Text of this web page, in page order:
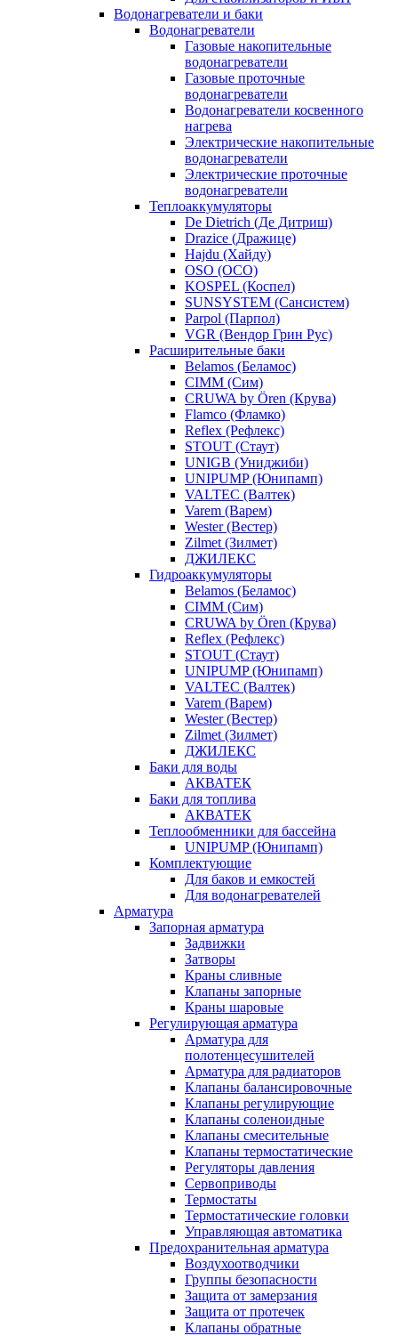
Водонагреватели и баки
Водонагреватели
Газовые накопительные
водонагреватели
Газовые проточные
водонагреватели
Водонагреватели косвенного
нагрева
Электрические накопительные
водонагреватели
Электрические проточные
водонагреватели
Теплоаккумуляторы
De Dietrich (Де Дитриш)
Drazice (Дражице)
Hajdu (Хайду)
OSO (ОСО)
KOSPEL (Коспел)
SUNSYSTEM (Сансистем)
Parpol (Парпол)
VGR (Вендор Грин Рус)
Расширительные баки
Belamos (Беламос)
CIMM (Сим)
CRUWA by Ören (Крува)
Flamco (Фламко)
Reflex (Рефлекс)
STOUT (Стаут)
UNIGB (Униджиби)
UNIPUMP (Юнипамп)
VALTEC (Валтек)
Varem (Варем)
Wester (Вестер)
Zilmet (Зилмет)
ДЖИЛЕКС
Гидроаккумуляторы
Belamos (Беламос)
CIMM (Сим)
CRUWA by Ören (Крува)
Reflex (Рефлекс)
STOUT (Стаут)
UNIPUMP (Юнипамп)
VALTEC (Валтек)
Varem (Варем)
Wester (Вестер)
Zilmet (Зилмет)
ДЖИЛЕКС
Баки для воды
АКВАТЕК
Баки для топлива
АКВАТЕК
Теплообменники для бассейна
UNIPUMP (Юнипамп)
Комплектующие
Для баков и емкостей
Для водонагревателей
Арматура
Запорная арматура
Задвижки
Затворы
Краны сливные
Клапаны запорные
Краны шаровые
Регулирующая арматура
Арматура для
полотенцесушителей
Арматура для радиаторов
Клапаны балансировочные
Клапаны регулирующие
Клапаны соленоидные
Клапаны смесительные
Клапаны термостатические
Регуляторы давления
Сервоприводы
Термостаты
Термостатические головки
Управляющая автоматика
Предохранительная арматура
Воздухоотводчики
Группы безопасности
Защита от замерзания
Защита от протечек
Клапаны обратные